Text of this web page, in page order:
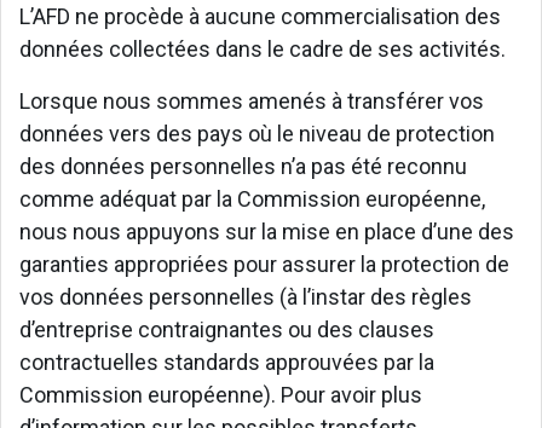
L’AFD ne procède à aucune commercialisation des
données collectées dans le cadre de ses activités.
Lorsque nous sommes amenés à transférer vos
données vers des pays où le niveau de protection
des données personnelles n’a pas été reconnu
comme adéquat par la Commission européenne,
nous nous appuyons sur la mise en place d’une des
garanties appropriées pour assurer la protection de
vos données personnelles (à l’instar des règles
d’entreprise contraignantes ou des clauses
contractuelles standards approuvées par la
Commission européenne). Pour avoir plus